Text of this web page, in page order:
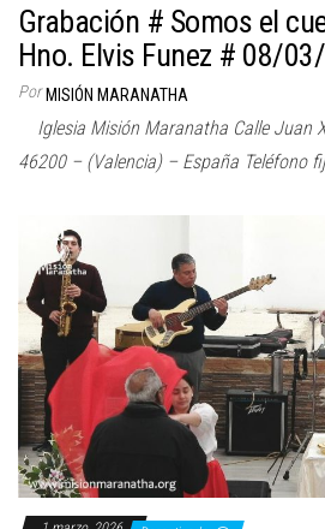
Grabación # Somos el
Hno. Elvis Funez # 08/
Por MISIÓN MARANATHA
Iglesia Misión Maranatha Calle Juan
46200 – (Valencia) – España Teléfono